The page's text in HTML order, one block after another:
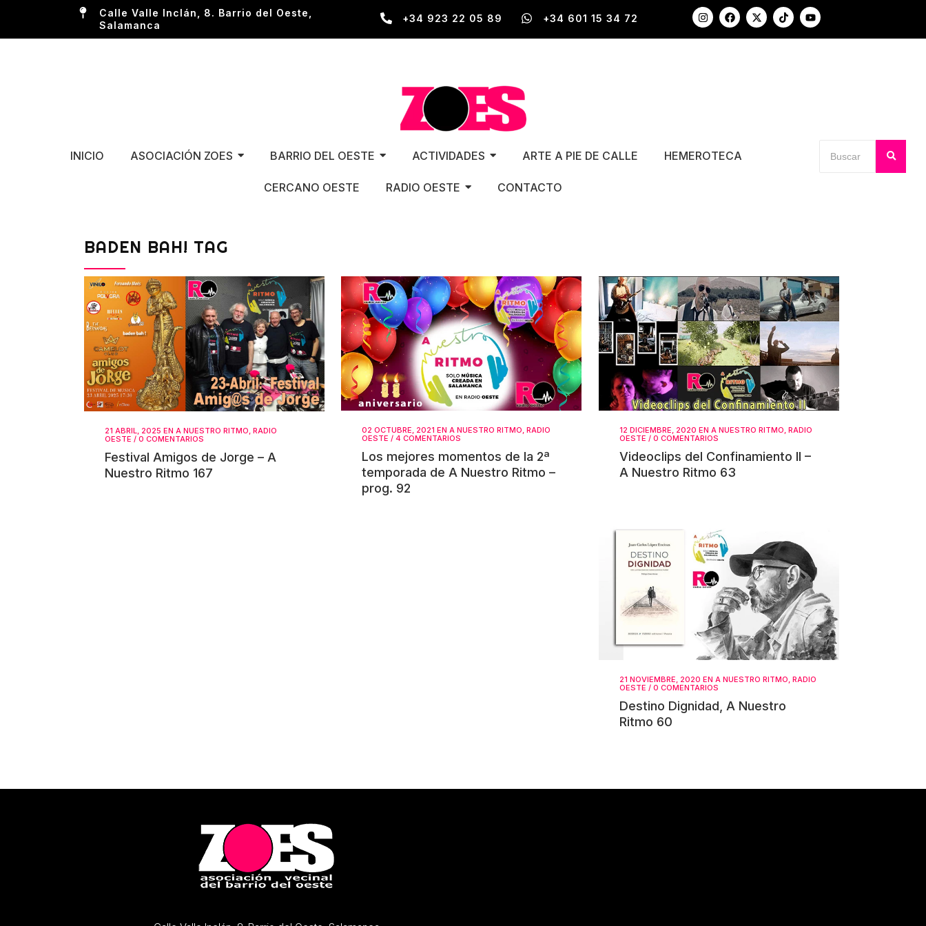
Calle Valle Inclán, 8. Barrio del Oeste,
Salamanca
+34 923 22 05 89 +34 601 15 34 72
INICIO ASOCIACIÓN ZOES BARRIO DEL OESTE ACTIVIDADES ARTE A PIE DE CALLE HEMEROTECA
CERCANO OESTE RADIO OESTE CONTACTO
BADEN BAH! TAG
21 ABRIL, 2025 EN A NUESTRO RITMO, RADIO
OESTE / 0 COMENTARIOS
Festival Amigos de Jorge – A
Nuestro Ritmo 167
02 OCTUBRE, 2021 EN A NUESTRO RITMO, RADIO
OESTE / 4 COMENTARIOS
Los mejores momentos de la 2ª
temporada de A Nuestro Ritmo –
prog. 92
12 DICIEMBRE, 2020 EN A NUESTRO RITMO, RADIO
OESTE / 0 COMENTARIOS
Videoclips del Confinamiento II –
A Nuestro Ritmo 63
21 NOVIEMBRE, 2020 EN A NUESTRO RITMO, RADIO
OESTE / 0 COMENTARIOS
Destino Dignidad, A Nuestro
Ritmo 60